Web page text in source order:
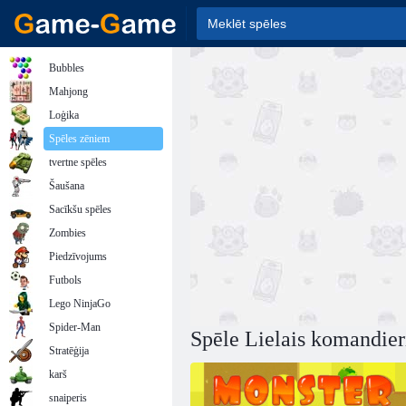
Spēle Lielais
Bubbles
Mahjong
Loģika
Spēles zēniem
tvertne spēles
Šaušana
Sacīkšu spēles
Zombies
Piedzīvojums
Futbols
Lego NinjaGo
Spider-Man
Stratēģija
karš
snaiperis